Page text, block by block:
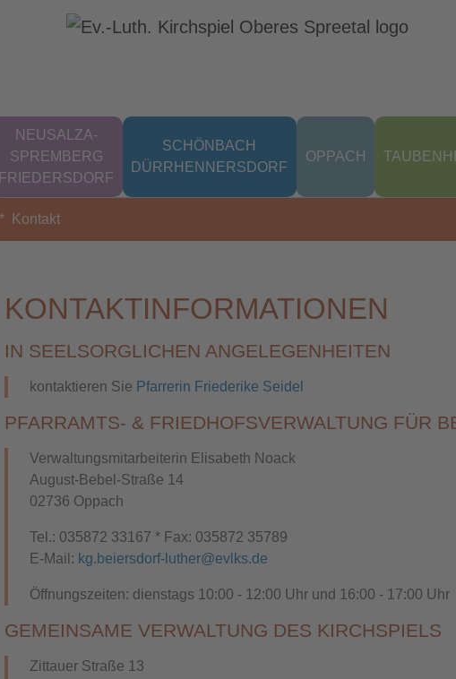
NEUSALZA-
SPREMBERG
FRIEDERSDORF
SCHÖNBACH
DÜRRHENNERSDORF
OPPACH
Kontakt
KONTAKTINFORMATIONEN
IN SEELSORGLICHEN ANGELEGENHEITEN
kontaktieren Sie Pfarrerin Friederike Seidel
PFARRAMTS- & FRIEDHOFSVERWALTUNG FÜR
Verwaltungsmitarbeiterin Elisabeth Noack
August-Bebel-Straße 14
02736 Oppach
Tel.: 035872 33167 * Fax: 035872 35789
E-Mail: kg.beiersdorf-luther@evlks.de
Öffnungszeiten: dienstags 10:00 - 12:00 Uhr und 16:00 - 17:00 Uhr
GEMEINSAME VERWALTUNG DES KIRCHSPIELS
Zittauer Straße 13